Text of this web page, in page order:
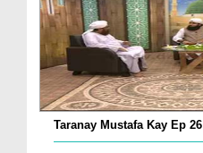
Taranay Mustafa Kay Ep 26